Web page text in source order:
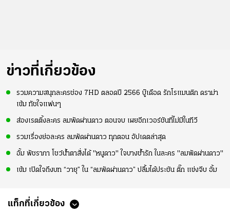
ข่าวที่เกี่ยวข้อง
รวมความสนุกละครช่อง 7HD ตลอดปี 2566 บู๊เดือด รักโรแมนติก ดราม่า
เข้ม ทัชใจแฟนๆ
ส่องเรตติ้งละคร ลมพัดผ่านดาว ตอนจบ เผยอีกเวอร์ชันที่ไม่มีในทีวี
รวมเรื่องย่อละคร ลมพัดผ่านดาว ทุกตอน อัปเดตล่าสุด
อั้ม พัชราภา โชว์น้ำตาสั่งได้ "หนูดาว" ใจบางช้ำรัก ในละคร "ลมพัดผ่านดาว"
เข้ม เปิดใจถึงบท “วายุ” ใน “ลมพัดผ่านดาว” ปลื้มได้ประชัน ติ๊ก แข่งจีบ อั้ม
แท็กที่เกี่ยวข้อง